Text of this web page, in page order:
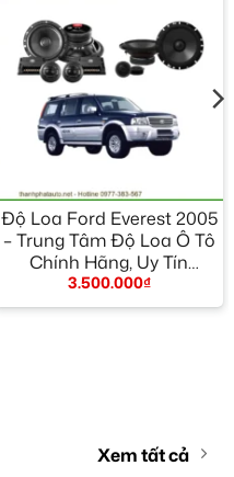
Độ Loa Ford Everest 2005
– Trung Tâm Độ Loa Ô Tô
Chính Hãng, Uy Tín
TPHCM
3.500.000₫
Xem tất cả